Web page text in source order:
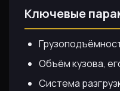
Ключевые
Объём кузова,
Система